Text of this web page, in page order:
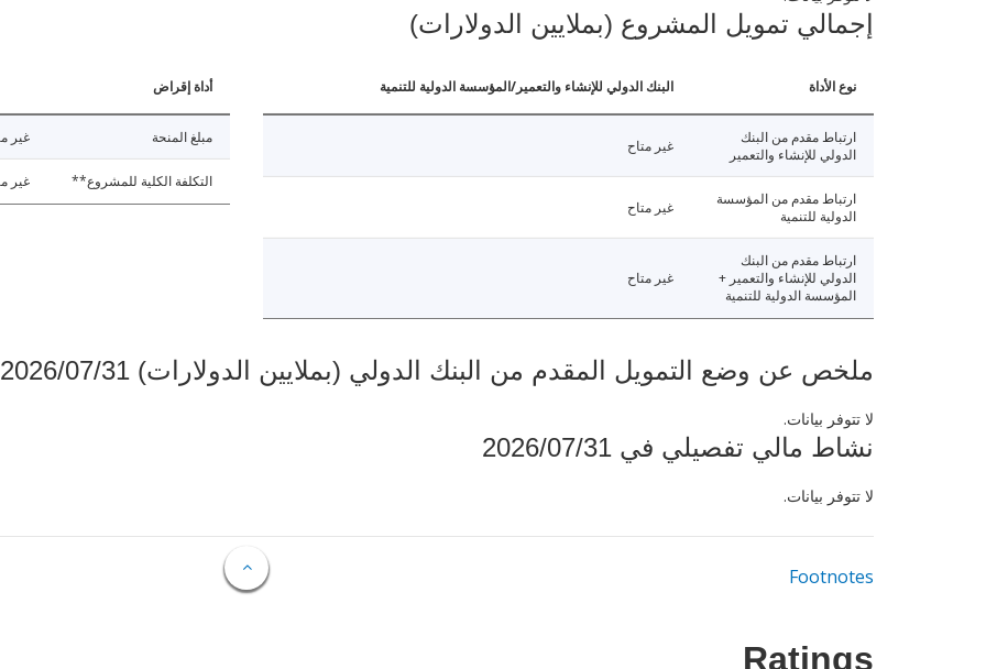
إجمالي تمويل المشروع (بملايين الدولارات)
نوع الأداة البنك الدولي للإنشاء والتعمير/المؤسسة الدولية للتنمية
ارتباط مقدم من البنك
الدولي للإنشاء والتعمير
غير متاح
ارتباط مقدم من المؤسسة
الدولية للتنمية
غير متاح
ارتباط مقدم من البنك
الدولي للإنشاء والتعمير +
المؤسسة الدولية للتنمية
غير متاح
أداة إقراض
مبلغ المنحة غير
التكلفة الكلية للمشروع** غير
ملخص عن وضع التمويل المقدم من البنك الدولي (بملايين الدولارات) 2026/07/31
لا تتوفر بيانات.
نشاط مالي تفصيلي في 2026/07/31
لا تتوفر بيانات.
Footnotes